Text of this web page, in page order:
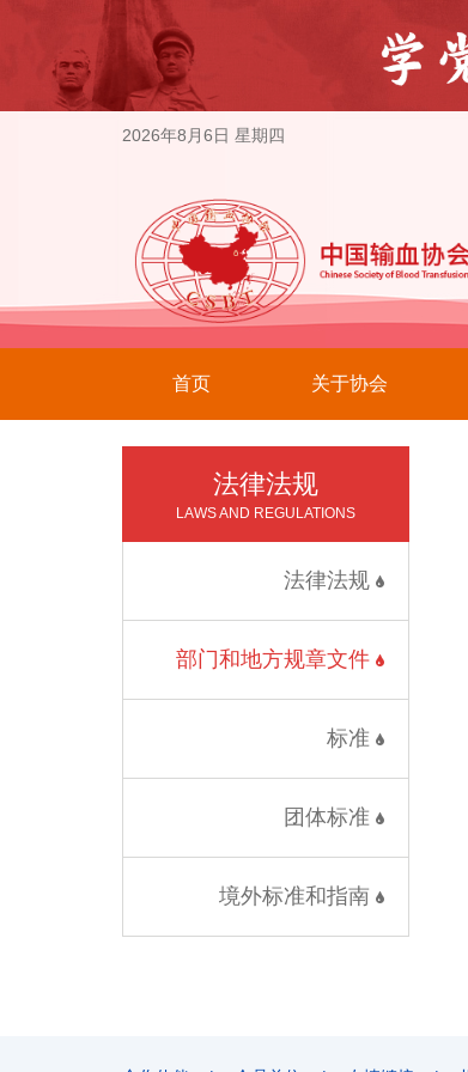
2026年8月6日 星期四
首页 关于协会
法律法规
LAWS AND REGULATIONS
法律法规
部门和地方规章文件
标准
团体标准
境外标准和指南